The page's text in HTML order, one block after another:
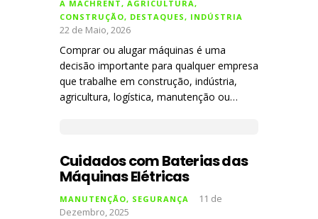
A MACHRENT, AGRICULTURA,
CONSTRUÇÃO, DESTAQUES, INDÚSTRIA
22 de Maio, 2026
Comprar ou alugar máquinas é uma
decisão importante para qualquer empresa
que trabalhe em construção, indústria,
agricultura, logística, manutenção ou…
Cuidados com Baterias das
Máquinas Elétricas
MANUTENÇÃO, SEGURANÇA
11 de
Dezembro, 2025